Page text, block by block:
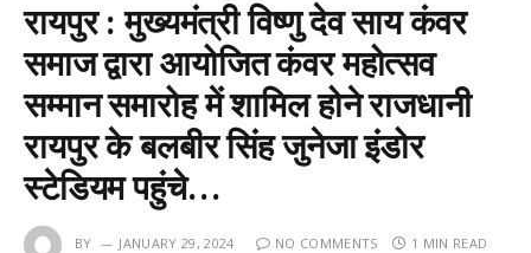
रायपुर : मुख्यमंत्री विष्णु देव साय कंवर
समाज द्वारा आयोजित कंवर महोत्सव
सम्मान समारोह में शामिल होने राजधानी
रायपुर के बलबीर सिंह जुनेजा इंडोर
स्टेडियम पहुंचे…
BY JANUARY 29, 2024 NO COMMENTS 1 MIN READ